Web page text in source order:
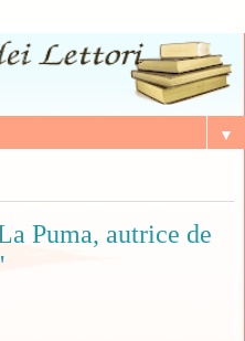
▼
Puma, autrice de